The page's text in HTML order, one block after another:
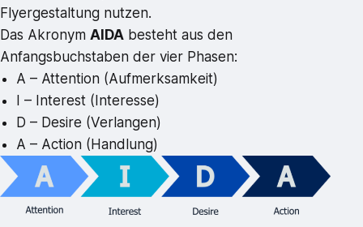
Flyergestaltung nutzen.
Das Akronym AIDA besteht aus den
Anfangsbuchstaben der vier Phasen:
A – Attention (Aufmerksamkeit)
I – Interest (Interesse)
D – Desire (Verlangen)
A – Action (Handlung)